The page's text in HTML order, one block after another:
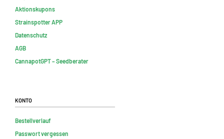
Aktionskupons
Strainspotter APP
Datenschutz
AGB
CannapotGPT – Seedberater
Konto
Bestellverlauf
Passwort vergessen